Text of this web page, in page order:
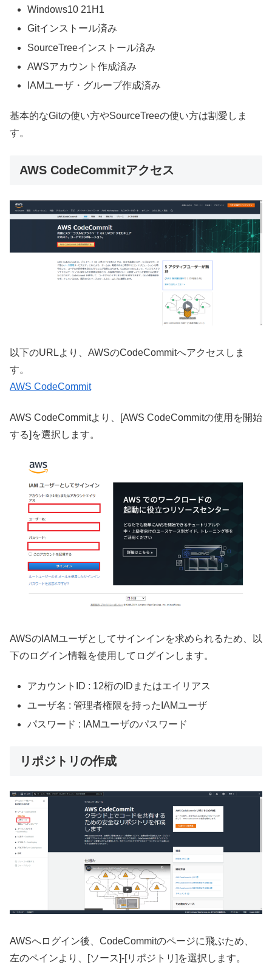
Windows10 21H1
Gitインストール済み
SourceTreeインストール済み
AWSアカウント作成済み
IAMユーザ・グループ作成済み
基本的なGitの使い方やSourceTreeの使い方は割愛しま
す。
AWS CodeCommitアクセス
以下のURLより、AWSのCodeCommitへアクセスしま
す。
AWS CodeCommit
AWS CodeCommitより、[AWS CodeCommitの使用を開始
する]を選択します。
AWSのIAMユーザとしてサインインを求められるため、以
下のログイン情報を使用してログインします。
アカウントID : 12桁のIDまたはエイリアス
ユーザ名 : 管理者権限を持ったIAMユーザ
パスワード : IAMユーザのパスワード
リポジトリの作成
AWSへログイン後、CodeCommitのページに飛ぶため、
左のペインより、[ソース]-[リポジトリ]を選択します。